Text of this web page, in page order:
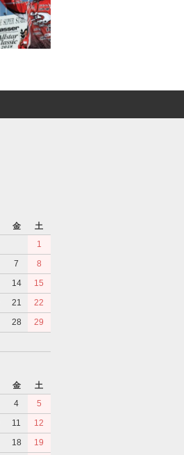
金
土
1
7
8
14
15
21
22
28
29
金
土
4
5
11
12
18
19